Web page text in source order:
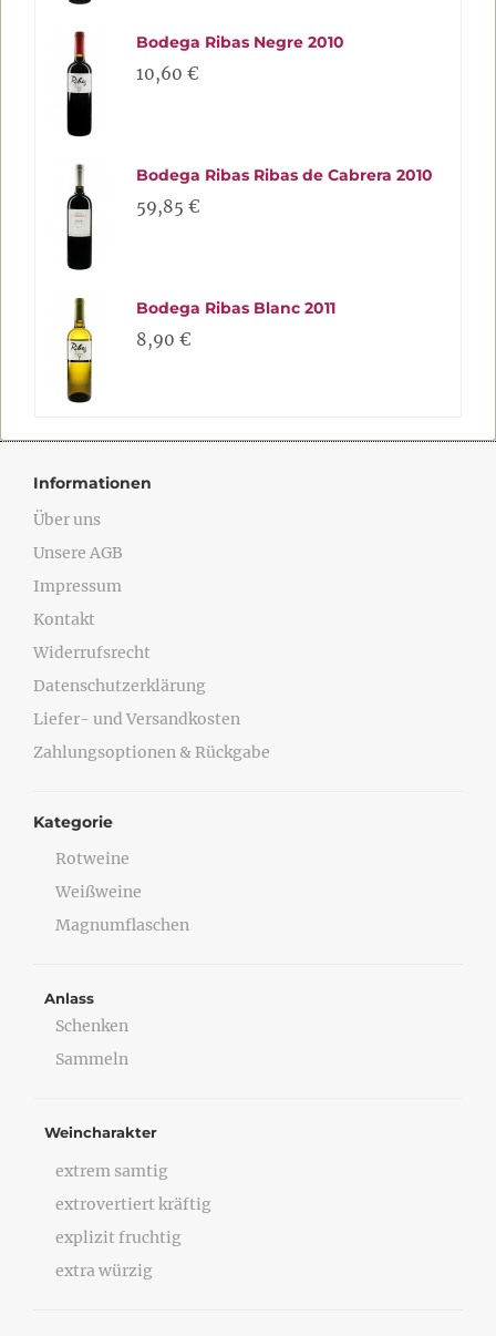
Bodega Ribas Negre 2010
10,60 €
Bodega Ribas Ribas de Cabrera 2010
59,85 €
Bodega Ribas Blanc 2011
8,90 €
Informationen
Über uns
Unsere AGB
Impressum
Kontakt
Widerrufsrecht
Datenschutzerklärung
Liefer- und Versandkosten
Zahlungsoptionen & Rückgabe
Kategorie
Rotweine
Weißweine
Magnumflaschen
Anlass
Schenken
Sammeln
Weincharakter
extrem samtig
extrovertiert kräftig
explizit fruchtig
extra würzig